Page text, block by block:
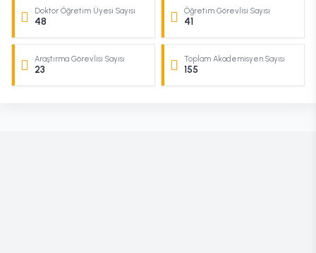
Doktor Öğretim Üyesi Sayısı
48
Öğretim Görevlisi Sayısı
41
Araştırma Görevlisi Sayısı
23
Toplam Akademisyen Sayısı
155